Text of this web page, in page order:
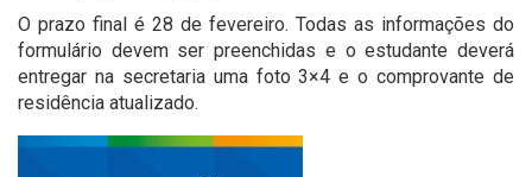
O prazo final é 28 de fevereiro. Todas as informações do
formulário devem ser preenchidas e o estudante deverá
entregar na secretaria uma foto 3×4 e o comprovante de
residência atualizado.